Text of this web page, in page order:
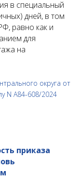
в специальный
дней, в том
равно как и
для
на
округа от
N А84-608/2024
приказа